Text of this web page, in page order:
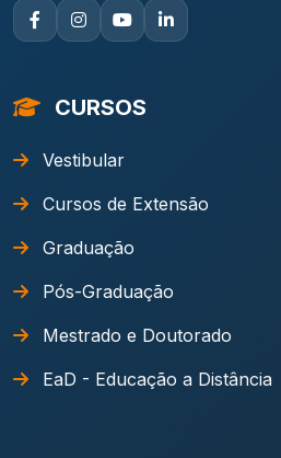
CURSOS
Vestibular
Cursos de Extensão
Graduação
Pós-Graduação
Mestrado e Doutorado
EaD - Educação a Distância